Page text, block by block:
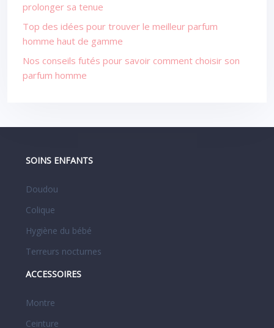
prolonger sa tenue
Top des idées pour trouver le meilleur parfum
homme haut de gamme
Nos conseils futés pour savoir comment choisir son
parfum homme
SOINS ENFANTS
Doudou
Colique
Hygiène du bébé
Terreurs nocturnes
ACCESSOIRES
Montre
Ceinture